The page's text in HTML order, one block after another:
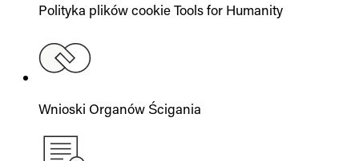
Polityka plików cookie Tools for Humanity
Wnioski Organów Ścigania